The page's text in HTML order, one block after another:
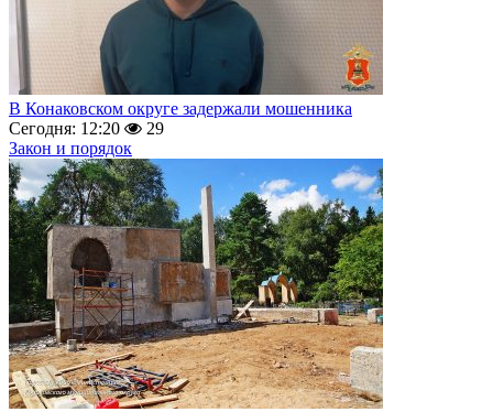
В Конаковском округе задержали мошенника
Сегодня: 12:20
29
Закон и порядок